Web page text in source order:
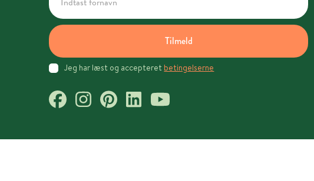
Tilmeld
Jeg har læst og accepteret betingelserne